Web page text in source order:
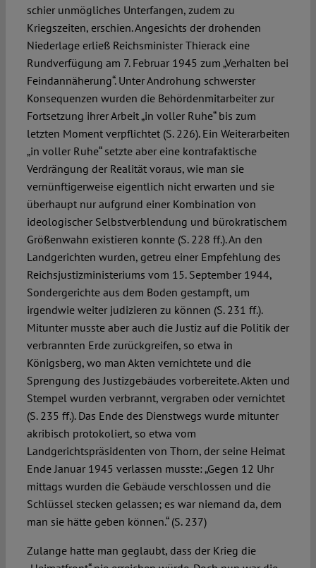
schier unmögliches Unterfangen, zudem zu
Kriegszeiten, erschien. Angesichts der drohenden
Niederlage erließ Reichsminister Thierack eine
Rundverfügung am 7. Februar 1945 zum „Verhalten bei
Feindannäherung“. Unter Androhung schwerster
Konsequenzen wurden die Behördenmitarbeiter zur
Fortsetzung ihrer Arbeit „in voller Ruhe“ bis zum
letzten Moment verpflichtet (S. 226). Ein Weiterarbeiten
„in voller Ruhe“ setzte aber eine kontrafaktische
Verdrängung der Realität voraus, wie man sie
vernünftigerweise eigentlich nicht erwarten und sie
überhaupt nur aufgrund einer Kombination von
ideologischer Selbstverblendung und bürokratischem
Größenwahn existieren konnte (S. 228 ff.). An den
Landgerichten wurden, getreu einer Empfehlung des
Reichsjustizministeriums vom 15. September 1944,
Sondergerichte aus dem Boden gestampft, um
irgendwie weiter judizieren zu können (S. 231 ff.).
Mitunter musste aber auch die Justiz auf die Politik der
verbrannten Erde zurückgreifen, so etwa in
Königsberg, wo man Akten vernichtete und die
Sprengung des Justizgebäudes vorbereitete. Akten und
Stempel wurden verbrannt, vergraben oder vernichtet
(S. 235 ff.). Das Ende des Dienstwegs wurde mitunter
akribisch protokoliert, so etwa vom
Landgerichtspräsidenten von Thorn, der seine Heimat
Ende Januar 1945 verlassen musste: „Gegen 12 Uhr
mittags wurden die Gebäude verschlossen und die
Schlüssel stecken gelassen; es war niemand da, dem
man sie hätte geben können.“ (S. 237)
Zulange hatte man geglaubt, dass der Krieg die